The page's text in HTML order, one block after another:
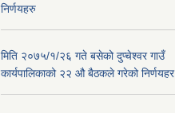
निर्णयहरु
मिति २०७५/१/२६ गते बसेको दुप्चेश्वर गाउँ
कार्यपालिकाको २२ औ बैठकले गरेको निर्णयहर